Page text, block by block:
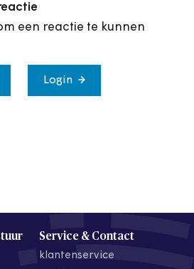
een reactie te kunnen
Login
Service & Contact
klantenservice